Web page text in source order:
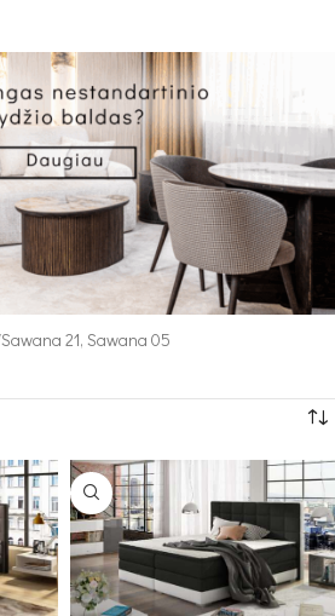
Sawana 21, Sawana 05